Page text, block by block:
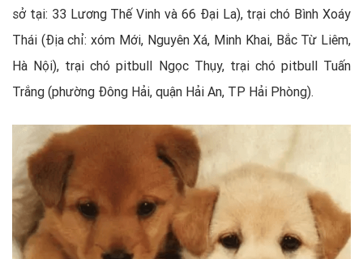
sở tại: 33 Lương Thế Vinh và 66 Đại La), trại chó Bình Xoáy
Thái (Địa chỉ: xóm Mới, Nguyên Xá, Minh Khai, Bắc Từ Liêm,
Hà Nội), trại chó pitbull Ngọc Thụy, trại chó pitbull Tuấn
Trắng (phường Đông Hải, quận Hải An, TP Hải Phòng).